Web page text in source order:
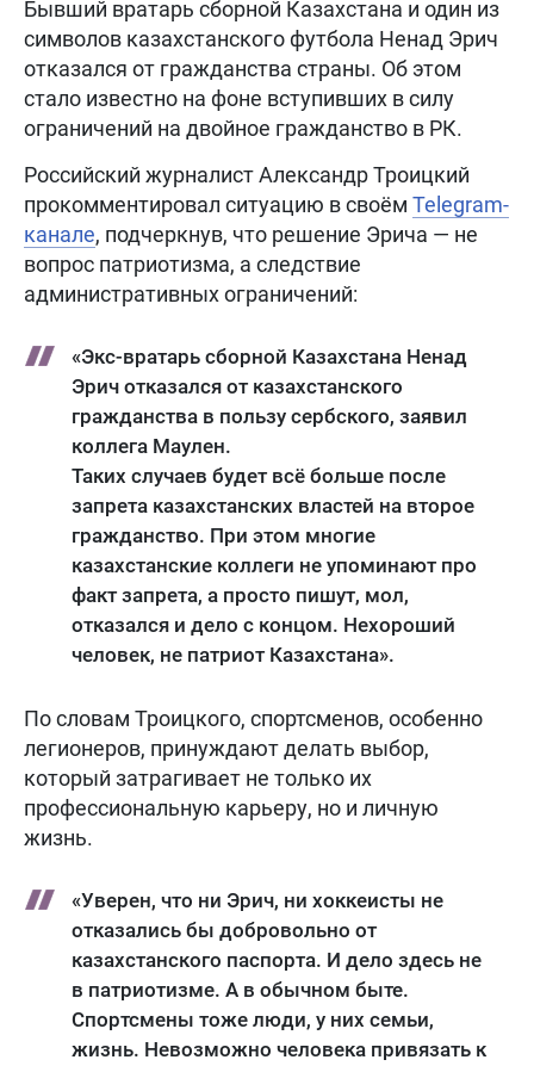
Бывший вратарь сборной Казахстана и один из
символов казахстанского футбола Ненад Эрич
отказался от гражданства страны. Об этом
стало известно на фоне вступивших в силу
ограничений на двойное гражданство в РК.
Российский журналист Александр Троицкий
прокомментировал ситуацию в своём Telegram-
канале, подчеркнув, что решение Эрича — не
вопрос патриотизма, а следствие
административных ограничений:
«Экс-вратарь сборной Казахстана Ненад
Эрич отказался от казахстанского
гражданства в пользу сербского, заявил
коллега Маулен.
Таких случаев будет всё больше после
запрета казахстанских властей на второе
гражданство. При этом многие
казахстанские коллеги не упоминают про
факт запрета, а просто пишут, мол,
отказался и дело с концом. Нехороший
человек, не патриот Казахстана».
По словам Троицкого, спортсменов, особенно
легионеров, принуждают делать выбор,
который затрагивает не только их
профессиональную карьеру, но и личную
жизнь.
«Уверен, что ни Эрич, ни хоккеисты не
отказались бы добровольно от
казахстанского паспорта. И дело здесь не
в патриотизме. А в обычном быте.
Спортсмены тоже люди, у них семьи,
жизнь. Невозможно человека привязать к